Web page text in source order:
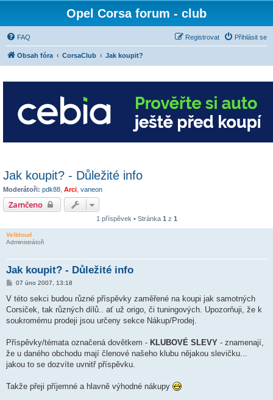
Opel Corsa forum - club
FAQ Přihlásit se
Registrovat
Obsah fóra CorsaClub Jak koupit?
Jak koupit? - Důležité info
Moderátoři: pdk88 Arci vaneon
Zamčeno
1 příspěvek • Stránka 1 z 1
Velbloud
Administrátoři
Jak koupit? - Důležité info
P
í
p
ě
k
07 úno 2007, 13:18
V této sekci budou různé příspěvky zaměřené na koupi jak samotných
Corsiček, tak různých dílů.. ať už origo, či tuningových. Upozorňuji, že k
soukromému prodeji jsou určeny sekce Nákup/Prodej.
Příspěvky/témata označená dovětkem - KLUBOVÉ SLEVY - znamenají,
že u daného obchodu mají členové našeho klubu nějakou slevičku...
jakou to se dozvíte uvnitř příspěvku.
Takže přeji příjemné a hlavně výhodné nákupy